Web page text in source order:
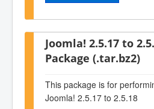
Joomla! 2.5.17 to
Package (.tar.bz2)
This package is for
Joomla! 2.5.17 to 2.5.18